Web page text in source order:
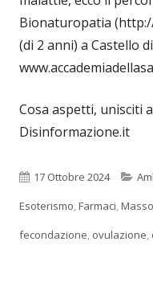
Bionaturopatia
(di 2 anni) a Castello
Cosa aspetti, unisciti
Disinformazione.it
Pubblicato
17 Ottobre 2024
Esoterismo,Farmaci,
fecondazione, ovulazione,